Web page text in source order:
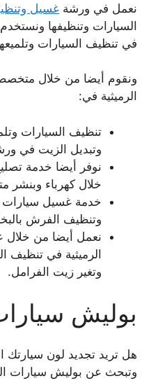
نعمل في ورشة غسيل
السيارات وتنظيفها
في تنظيف السيارات
ونقوم أيضا من خلال
الرميثية في:
تنظيف السيارات
وتبديل الزيت في
نوفر أيضا خدمة
خلال كهرباء وبنشر
وتنظيف الفرش
نعمل أيضا من خلال
الرميثية في تنظيف
وتغير زيت الفرامل.
بوليش
هل تريد تجديد لون سيارتك
وتبحث عن بوليش سيارات